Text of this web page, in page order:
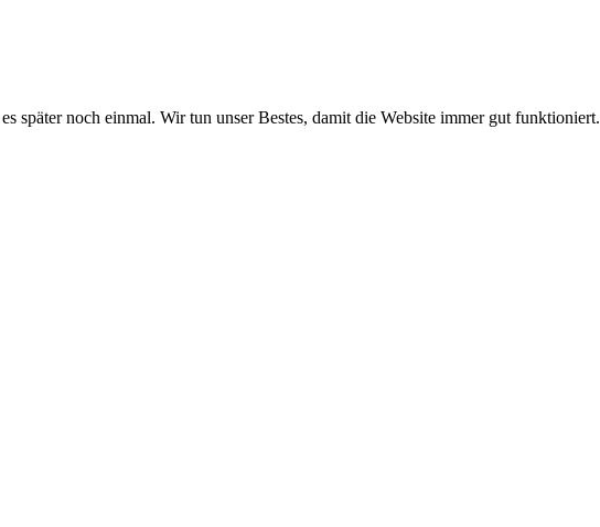
später noch einmal. Wir tun unser Bestes, damit die Website immer gut funktioniert.